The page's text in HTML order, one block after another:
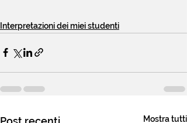
Interpretazioni dei miei studenti
Mostra tutti